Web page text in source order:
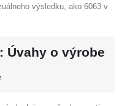
výsledku, ako 6063 v
Úvahy o výrobe